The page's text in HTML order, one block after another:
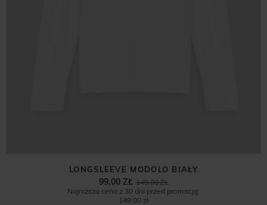
LONGSLEEVE MODOLO BIAŁY
149,00 ZŁ
99,00 ZŁ
Najniższa cena z 30 dni przed promocją:
149,00 zł